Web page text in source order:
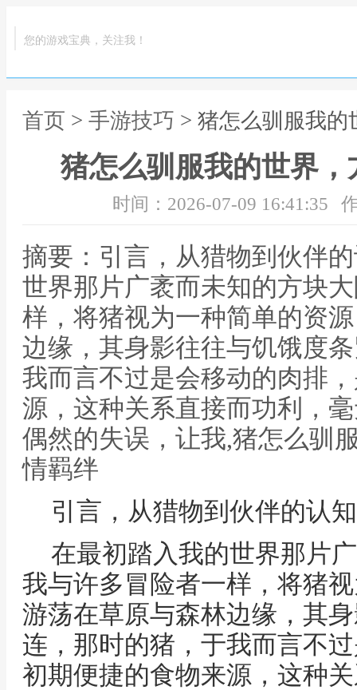
您的游戏宝典，关注我！
首页 > 手游技巧 > 猪怎么驯服我
猪怎么驯服我的世界
时间：2026-07-09 16:41:35
摘要：引言，从猎物到伙伴
世界那片广袤而未知的方块
样，将猪视为一种简单的资
边缘，其身影往往与饥饿度
我而言不过是会移动的肉排
源，这种关系直接而功利，
偶然的失误，让我,猪怎么驯
情羁绊
引言，从猎物到伙伴的认
在最初踏入我的世界那片
我与许多冒险者一样，将猪
游荡在草原与森林边缘，其
连，那时的猪，于我而言不
初期便捷的食物来源，这种